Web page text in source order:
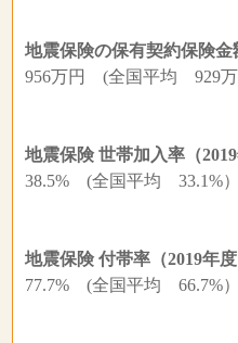
地震保険の保有契約保険
956万円 (全国平均 929万
地震保険 世帯加入率（
38.5% (全国平均 33.1%）
地震保険 付帯率（2019年
77.7% (全国平均 66.7%）